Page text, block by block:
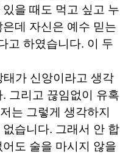
있을 때도 먹고 싶고 누
데 자신은 예수 믿는
고 하였습니다. 이 두
가 신앙이라고 생각
. 그리고 끊임없이 유혹
는 그렇게 생각하지
없습니다. 그래서 안 합
도 술을 마시지 않을